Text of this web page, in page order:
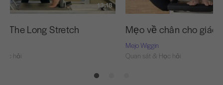
13:18
The Long Stretch
hỏi
Mẹo về chân cho giáo
Mejo Wiggin
Quan sát & Học hỏi